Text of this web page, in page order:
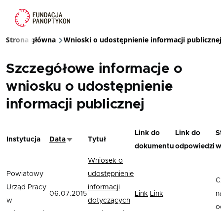
Ścieżka nawigacyjna
Strona główna Wnioski o udostępnienie informacji publicznej
Szczegółowe informacje o
wniosku o udostępnienie
informacji publicznej
Instytucja DataSortuj rosnąco
Tytuł
Link do
dokumentu
Link do
odpowiedzi
Powiatowy
Urząd Pracy
w
06.07.2015
Wniosek o
udostępnienie
informacji
dotyczących
Link Link